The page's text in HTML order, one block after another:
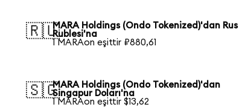
🇷🇺MARA Holdings (Ondo Tokenized)'dan Rus
Rublesi'na
1 MARAon eşittir ₽880,61
🇸🇬MARA Holdings (Ondo Tokenized)'dan
Singapur Doları'na
1 MARAon eşittir $13,62